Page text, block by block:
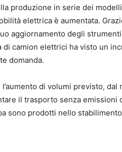
produzione in serie dei
elettrica è aumentata.
aggiornamento degli
di camion elettrici ha visto un
domanda.
di volumi previsto,
il trasporto senza emissioni
sono prodotti nello